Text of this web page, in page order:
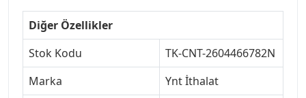
Diğer Özellikler
Stok Kodu
TK-CNT-2604466782N
Marka
Ynt İthalat